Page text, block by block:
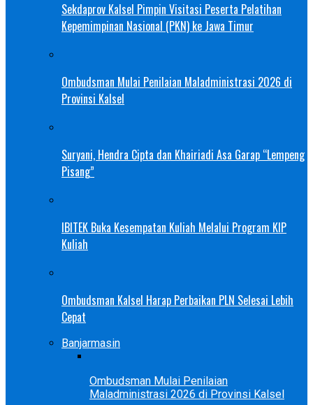
Sekdaprov Kalsel Pimpin Visitasi Peserta Pelatihan
Kepemimpinan Nasional (PKN) ke Jawa Timur
Ombudsman Mulai Penilaian Maladministrasi 2026 di
Provinsi Kalsel
Suryani, Hendra Cipta dan Khairiadi Asa Garap “Lempeng
Pisang”
IBITEK Buka Kesempatan Kuliah Melalui Program KIP
Kuliah
Ombudsman Kalsel Harap Perbaikan PLN Selesai Lebih
Cepat
Banjarmasin
Ombudsman Mulai Penilaian
Maladministrasi 2026 di Provinsi Kalsel